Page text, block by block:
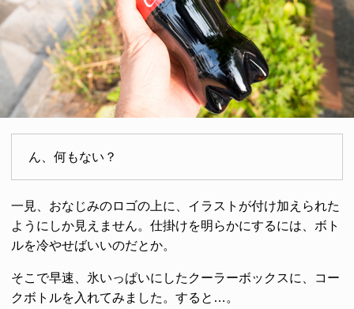
ん、何もない？
一見、おなじみのロゴの上に、イラストが付け加えられた
ようにしか見えません。仕掛けを明らかにするには、ボト
ルを冷やせばいいのだとか。
そこで早速、氷いっぱいにしたクーラーボックスに、コー
クボトルを入れてみました。すると…。